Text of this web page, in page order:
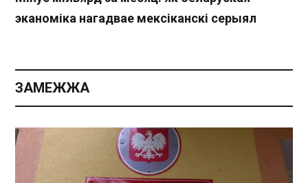
эканоміка нагадвае мексіканскі серыял
ЗАМЕЖЖА